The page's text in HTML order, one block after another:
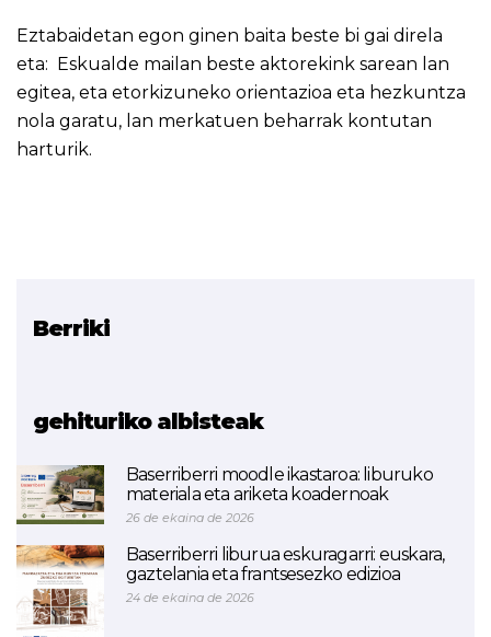
Eztabaidetan egon ginen baita beste bi gai direla
eta: Eskualde mailan beste aktorekink sarean lan
egitea, eta etorkizuneko orientazioa eta hezkuntza
nola garatu, lan merkatuen beharrak kontutan
harturik.
Berriki
gehituriko albisteak
Baserriberri moodle ikastaroa: liburuko
materiala eta ariketa koadernoak
26 de ekaina de 2026
Baserriberri liburua eskuragarri: euskara,
gaztelania eta frantsesezko edizioa
24 de ekaina de 2026